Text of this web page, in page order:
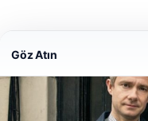
Göz Atın